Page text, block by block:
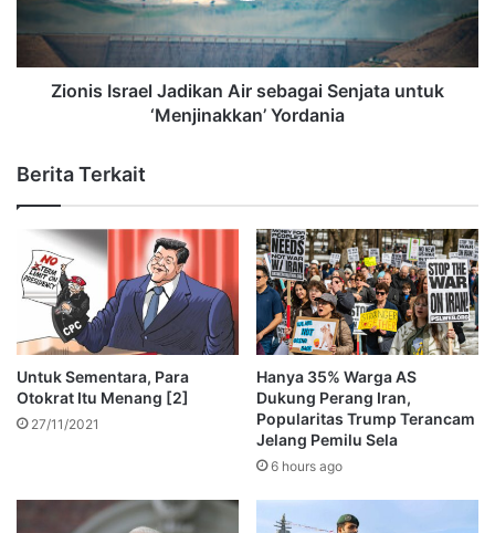
Zionis Israel Jadikan Air sebagai Senjata untuk
‘Menjinakkan’ Yordania
Berita Terkait
Untuk Sementara, Para
Otokrat Itu Menang [2]
27/11/2021
Hanya 35% Warga AS
Dukung Perang Iran,
Popularitas Trump Terancam
Jelang Pemilu Sela
6 hours ago